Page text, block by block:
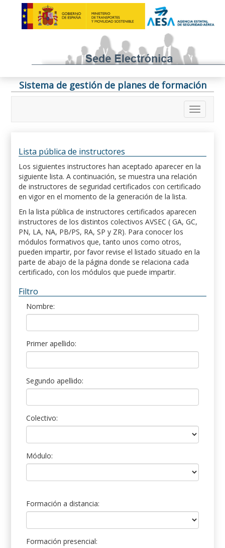
Sistema de gestión de planes de formación
Lista pública de instructores
Los siguientes instructores han aceptado aparecer en la
siguiente lista. A continuación, se muestra una relación
de instructores de seguridad certificados con certificado
en vigor en el momento de la generación de la lista.
En la lista pública de instructores certificados aparecen
instructores de los distintos colectivos AVSEC ( GA, GC,
PN, LA, NA, PB/PS, RA, SP y ZR). Para conocer los
módulos formativos que, tanto unos como otros,
pueden impartir, por favor revise el listado situado en la
parte de abajo de la página donde se relaciona cada
certificado, con los módulos que puede impartir.
Filtro
Nombre:
Primer apellido:
Segundo apellido:
Colectivo:
Módulo:
Formación a distancia:
Formación presencial: